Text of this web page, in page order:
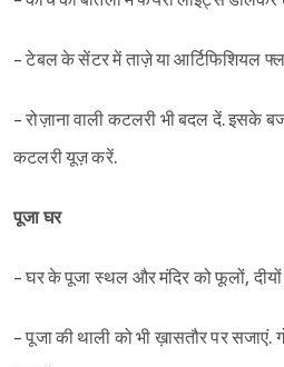
- टेबल के सेंटर में ताज़े या आर्टिफिशियल
- रोज़ाना वाली कटलरी भी बदल दें. इसके
कटलरी यूज़ करें.
पूजा घर
- घर के पूजा स्थल और मंदिर को फूलों,
- पूजा की थाली को भी ख़ासतौर पर सजाएं.